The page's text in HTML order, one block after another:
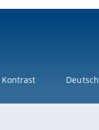
Kontrast Deutsch